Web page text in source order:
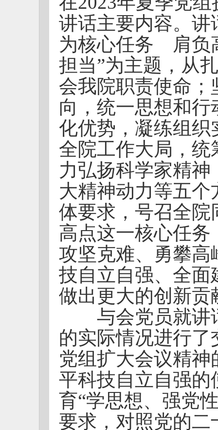
讲话主要内容。讲
为核心任务 肩负
担当”为主题，从
会我院职责使命
向，统一思想和
化优势，凝练组
全院工作大局，
力弘扬科学家精
大精神动力等五
体要求，号召全
高点这一核心任
攻坚克难、勇攀
技自立自强、全
做出更大的创新贡
与会党员就讲
的实际情况进行
党组扩大会议精
平科技自立自强
育“学思想、强党
要求，对照党的